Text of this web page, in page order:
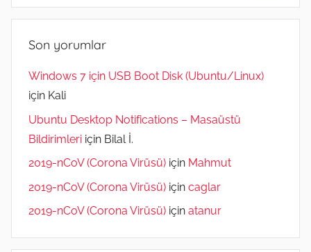
Son yorumlar
Windows 7 için USB Boot Disk (Ubuntu/Linux)
için Kali
Ubuntu Desktop Notifications – Masaüstü
Bildirimleri için Bilal İ.
2019-nCoV (Corona Virüsü) için Mahmut
2019-nCoV (Corona Virüsü) için caglar
2019-nCoV (Corona Virüsü) için atanur